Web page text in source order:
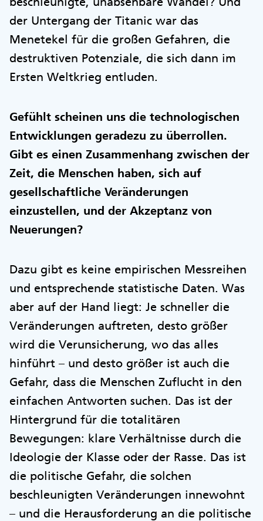
der Untergang der Titanic war das
Menetekel für die großen Gefahren, die
destruktiven Potenziale, die sich dann im
Ersten Weltkrieg entluden.
Gefühlt scheinen uns die technologischen
Entwicklungen geradezu zu überrollen.
Gibt es einen Zusammenhang zwischen der
Zeit, die Menschen haben, sich auf
gesellschaftliche Veränderungen
einzustellen, und der Akzeptanz von
Neuerungen?
Dazu gibt es keine empirischen Messreihen
und entsprechende statistische Daten. Was
aber auf der Hand liegt: Je schneller die
Veränderungen auftreten, desto größer
wird die Verunsicherung, wo das alles
hinführt – und desto größer ist auch die
Gefahr, dass die Menschen Zuflucht in den
einfachen Antworten suchen. Das ist der
Hintergrund für die totalitären
Bewegungen: klare Verhältnisse durch die
Ideologie der Klasse oder der Rasse. Das ist
die politische Gefahr, die solchen
beschleunigten Veränderungen innewohnt
– und die Herausforderung an die politische